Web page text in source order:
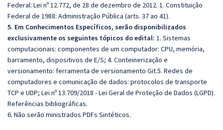
Federal: Lei nº 12.772, de 28 de dezembro de 2012. 1. Constituição
Federal de 1988: Administração Pública (arts. 37 ao 41).
5. Em Conhecimentos Específicos, serão disponibilizados
exclusivamente os seguintes tópicos do edital: 1. Sistemas
computacionais: componentes de um computador: CPU, memória,
barramento, dispositivos de E/S; 4. Conteinerização e
versionamento: ferramenta de versionamento Git.5. Redes de
computadores e comunicação de dados: protocolos de transporte
TCP e UDP; Lei nº 13.709/2018 - Lei Geral de Proteção de Dados (LGPD).
Referências bibliográficas.
6. Não serão ministrados PDFs Sintéticos.